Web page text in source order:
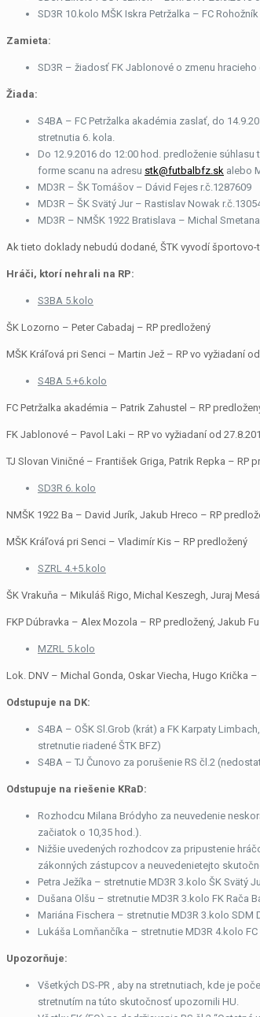
SD3R 10.kolo MŠK Iskra Petržalka – FC
Zamieta:
SD3R – žiadosť FK Jablonové o zmenu
Žiada:
S4BA – FC Petržalka akadémia zaslať, do
stretnutia 6. kola.
Do 12.9.2016 do 12:00 hod. predloženie
forme scanu na adresu stk@futbalbfz.sk alebo
MD3R – ŠK Tomášov – Dávid Fejes r.č.1287609
MD3R – ŠK Svätý Jur – Rastislav Nowak
MD3R – NMŠK 1922 Bratislava – Michal
Ak tieto doklady nebudú dodané, ŠTK vyvodí
Hráči, ktorí nehrali na RP:
S3BA 5.kolo
ŠK Lozorno – Peter Cabadaj – RP predložený
MŠK Kráľová pri Senci – Martin Jež – RP vo vyžiadaní
S4BA 5.+6.kolo
FC Petržalka akadémia – Patrik Zahustel – RP
FK Jablonové – Pavol Laki – RP vo vyžiadaní od
TJ Slovan Viničné – František Griga, Patrik Repka – RP
SD3R 6. kolo
NMŠK 1922 Ba – David Jurík, Jakub Hreco – RP
MŠK Kráľová pri Senci – Vladimír Kis – RP predložený
SZRL 4.+5.kolo
ŠK Vrakuňa – Mikuláš Rigo, Michal Keszegh, Juraj
FKP Dúbravka – Alex Mozola – RP predložený, Jakub
MZRL 5.kolo
Lok. DNV – Michal Gonda, Oskar Viecha, Hugo Krička –
Odstupuje na DK:
S4BA – OŠK Sl.Grob (krát) a FK Karpaty
stretnutie riadené ŠTK BFZ)
S4BA – TJ Čunovo za porušenie RS čl.2
Odstupuje na riešenie KRaD:
Rozhodcu Milana Bródyho za neuvedenie
začiatok o 10,35 hod.).
Nižšie uvedených rozhodcov za pripustenie
zákonných zástupcov a neuvedenietejto
Petra Ježíka – stretnutie MD3R 3.kolo ŠK Svätý
Dušana Olšu – stretnutie MD3R 3.kolo FK Rača
Mariána Fischera – stretnutie MD3R 3.kolo SDM
Lukáša Lomňančíka – stretnutie MD3R 4.kolo
Upozorňuje:
Všetkých DS-PR , aby na stretnutiach, kde je
stretnutím na túto skutočnosť upozornili HU.